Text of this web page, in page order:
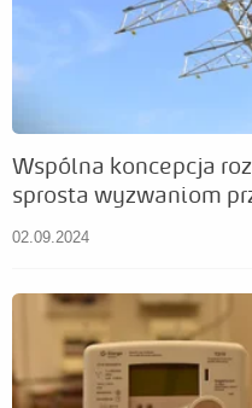
Wspólna koncepcja
sprosta wyzwaniom
02.09.2024